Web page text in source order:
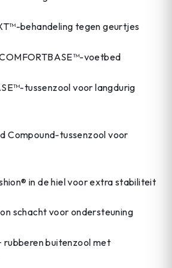
behandeling tegen geurtjes
voetbed
tussenzool voor langdurig
Compound-tussenzool voor
in de hiel voor extra stabiliteit
schacht voor ondersteuning
rubberen buitenzool met